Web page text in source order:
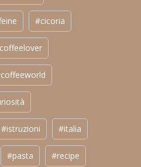
#cicoria
#istruzioni #italia
#pasta #recipe